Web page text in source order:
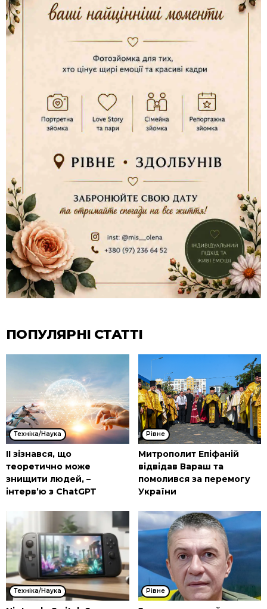
ПОПУЛЯРНІ СТАТТІ
Техніка/Наука
ІІ зізнався, що
теоретично може
знищити людей, –
інтерв’ю з ChatGPT
Рівне
Митрополит Епіфаній
відвідав Вараш та
помолився за перемогу
України
Техніка/Наука Рівне